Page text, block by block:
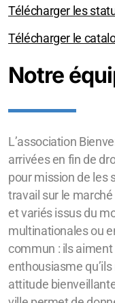
Télécharger les
Télécharger le
Notre
L’association
arrivées en fin de
pour mission de les
travail sur le
et variés issus du
multinationales ou
commun : ils aiment
enthousiasme
attitude